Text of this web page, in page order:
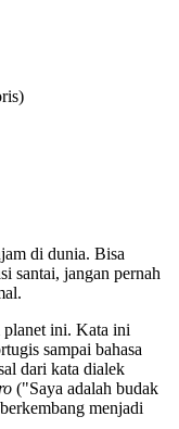
di dunia. Bisa
santai, jangan pernah
planet ini. Kata ini
sampai bahasa
dari kata dialek
("Saya adalah budak
menjadi